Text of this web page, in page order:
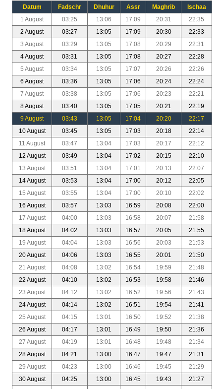
Datum Fadschr Dhuhur Assr Maghrib
Ischaa
1 August
03:25 13:06 17:09 20:31
22:35
2 August
03:27 13:05 17:09 20:30
22:33
3 August
03:29 13:05 17:08 20:29
22:31
4 August
03:31 13:05 17:08 20:27
22:28
5 August
03:34 13:05 17:07 20:26
22:26
6 August
03:36 13:05 17:06 20:24
22:24
7 August
03:38 13:05 17:06 20:23
22:21
8 August
03:40 13:05 17:05 20:21
22:19
9 August
03:43 13:05 17:04 20:20
22:17
10 August
03:45 13:05 17:03 20:18
22:14
11 August
03:47 13:04 17:03 20:17
22:12
12 August
03:49 13:04 17:02 20:15
22:10
13 August
03:51 13:04 17:01 20:13
22:07
14 August
03:53 13:04 17:00 20:12
22:05
15 August
03:55 13:04 17:00 20:10
22:02
16 August
03:57 13:03 16:59 20:08
22:00
17 August
04:00 13:03 16:58 20:07
21:58
18 August
04:02 13:03 16:57 20:05
21:55
19 August
04:04 13:03 16:56 20:03
21:53
20 August
04:06 13:03 16:55 20:01
21:50
21 August
04:08 13:02 16:54 19:59
21:48
22 August
04:10 13:02 16:53 19:58
21:46
23 August
04:12 13:02 16:52 19:56
21:43
24 August
04:14 13:02 16:51 19:54
21:41
25 August
04:15 13:01 16:50 19:52
21:38
26 August
04:17 13:01 16:49 19:50
21:36
27 August
04:19 13:01 16:48 19:48
21:34
28 August
04:21 13:00 16:47 19:47
21:31
29 August
04:23 13:00 16:46 19:45
21:29
30 August
04:25 13:00 16:45 19:43
21:27